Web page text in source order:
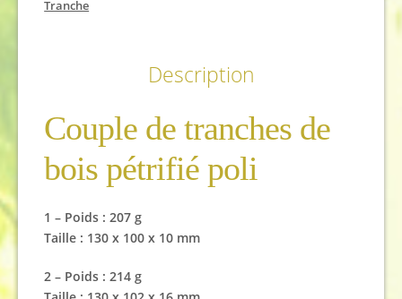
fossile
Tranche
Description
Couple de tranches de
bois pétrifié poli
1 – Poids : 207 g
Taille : 130 x 100 x 10 mm
2 – Poids : 214 g